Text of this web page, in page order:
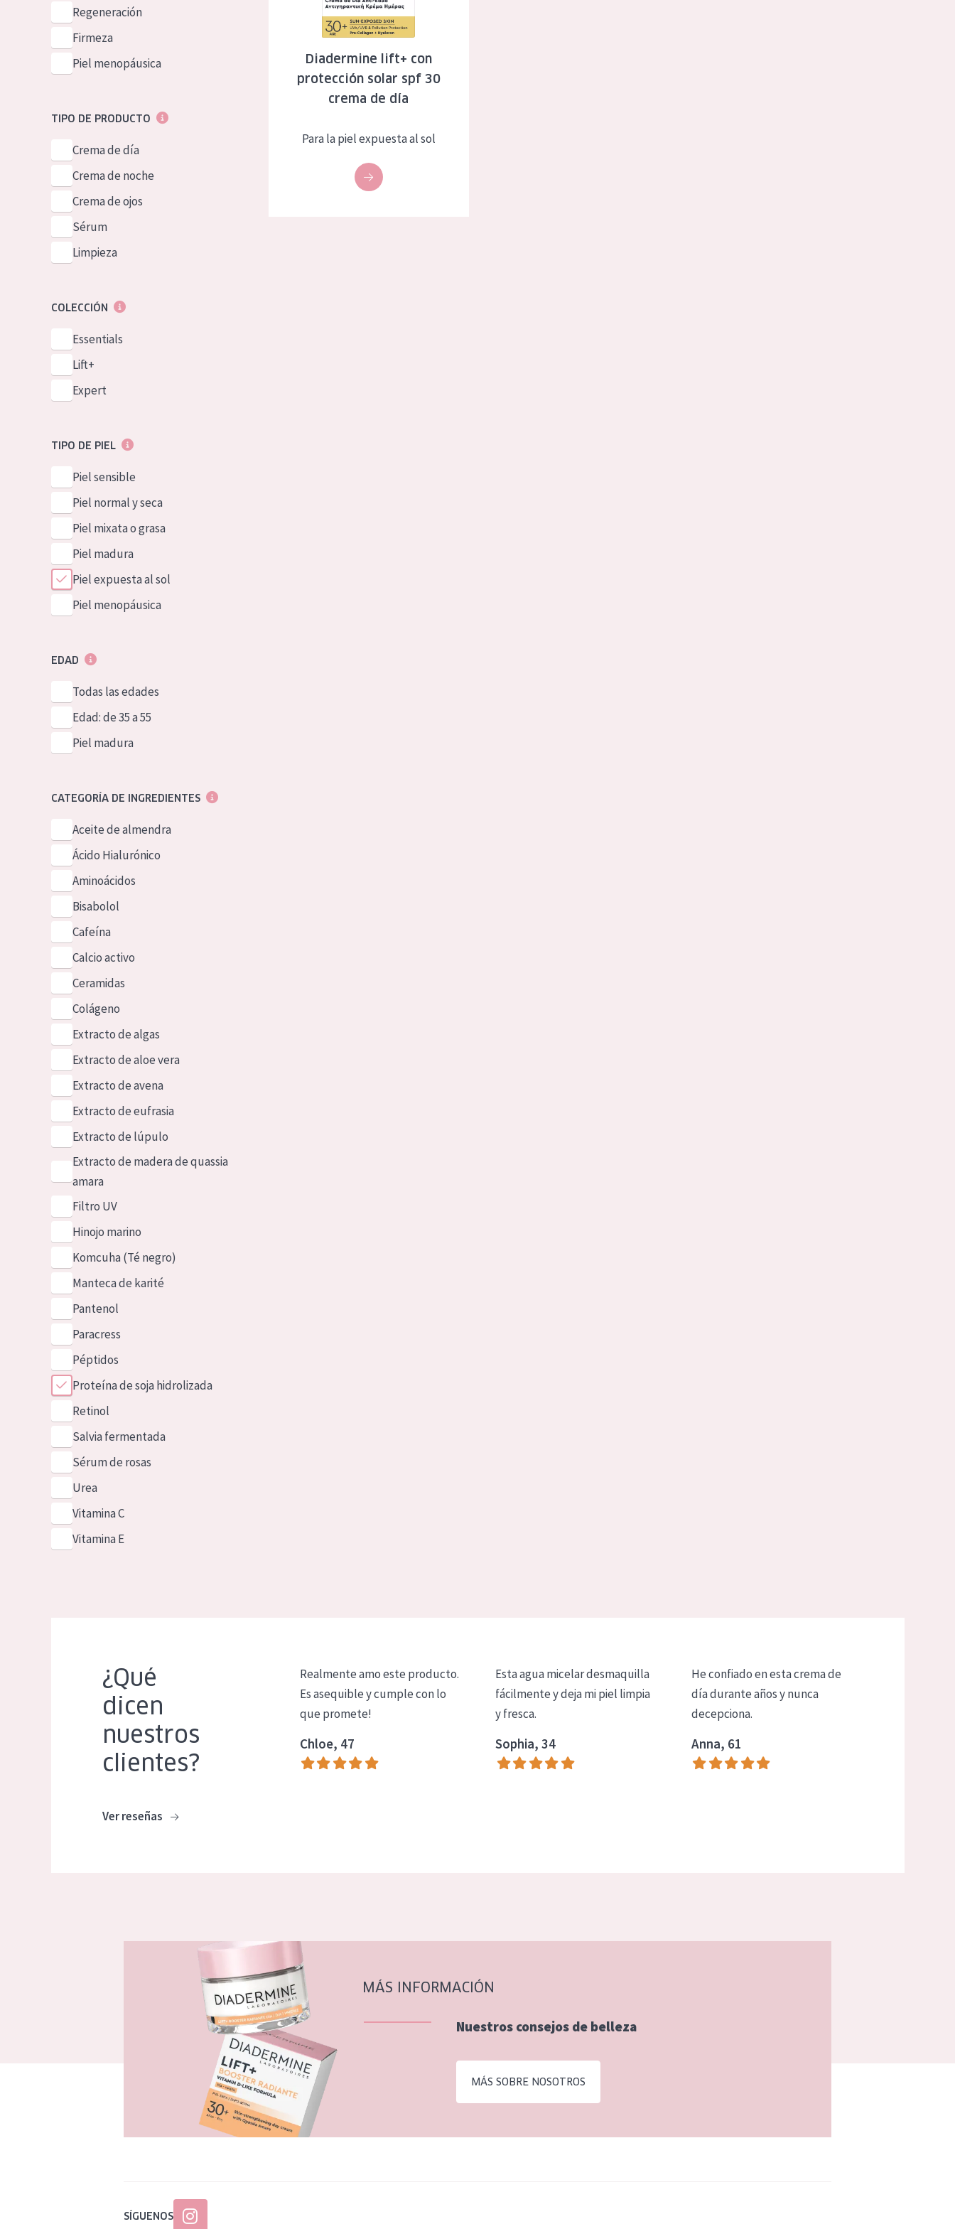
Piel normal y seca
Piel mixata o grasa
Piel expuesta al sol
Edad: de 35 a 55
Piel madura
German
Spanish
Greek
Regeneración
Firmeza
Piel menopáusica
TIPO DE PRODUCTO
Crema de día
Crema de noche
Crema de ojos
Sérum
Limpieza
COLECCIÓN
Essentials
Lift+
Expert
TIPO DE PIEL
Piel sensible
Piel normal y seca
Piel mixata o grasa
Piel madura
Piel expuesta al sol
Piel menopáusica
EDAD
Todas las edades
Edad: de 35 a 55
Piel madura
CATEGORÍA DE INGREDIENTES
Aceite de almendra
Ácido Hialurónico
Aminoácidos
Bisabolol
Cafeína
Calcio activo
Ceramidas
Colágeno
Extracto de algas
Extracto de aloe vera
Extracto de avena
Extracto de eufrasia
Extracto de lúpulo
Extracto de madera de quassia
amara
Filtro UV
Hinojo marino
Komcuha (Té negro)
Manteca de karité
Pantenol
Paracress
Péptidos
Proteína de soja hidrolizada
Retinol
Salvia fermentada
Sérum de rosas
Urea
Vitamina C
Vitamina E
Diadermine lift+ con
protección solar spf 30
crema de día
Para la piel expuesta al sol
¿Qué
dicen
nuestros
clientes?
Ver reseñas
Realmente amo este producto.
Es asequible y cumple con lo
que promete!
Chloe, 47
Esta agua micelar desmaquilla
fácilmente y deja mi piel limpia
y fresca.
Sophia, 34
He confiado en esta crema de
día durante años y nunca
decepciona.
Anna, 61
MÁS INFORMACIÓN
Nuestros consejos de belleza
MÁS SOBRE NOSOTROS
SÍGUENOS